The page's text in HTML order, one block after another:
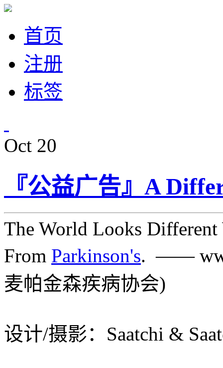
首页
注册
标签
Oct 20
『公益广告』A
The World Looks Different
From Parkinson's. ——
麦帕金森疾病协会)
设计/摄影：Saatchi &